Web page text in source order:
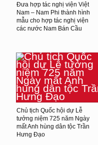
Đưa hợp tác nghị viện Việt
Nam – Nam Phi thành hình
mẫu cho hợp tác nghị viện
các nước Nam Bán Cầu
Chủ tịch Quốc hội dự Lễ
tưởng niệm 725 năm Ngày
mất Anh hùng dân tộc Trần
Hưng Đạo